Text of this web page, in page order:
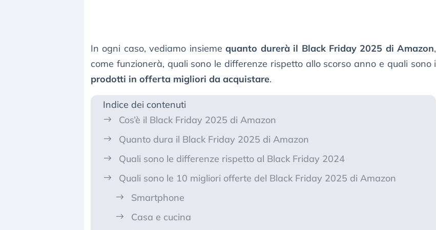
In ogni caso, vediamo insiemequanto durerà il Black Friday 2025 di Amazon,
come funzionerà, quali sono le differenze rispetto allo scorso anno e quali sono i
prodotti in offerta migliori da acquistare.
Indice dei contenuti
Cos’è il Black Friday 2025 di Amazon
Quanto dura il Black Friday 2025 di Amazon
Quali sono le differenze rispetto al Black Friday 2024
Quali sono le 10 migliori offerte del Black Friday 2025 di Amazon
Smartphone
Casa e cucina